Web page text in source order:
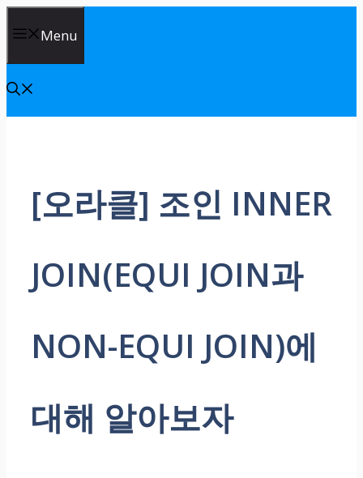
content
Menu
[오라클] 조인 INNER
JOIN(EQUI JOIN과
NON-EQUI JOIN)에
대해 알아보자